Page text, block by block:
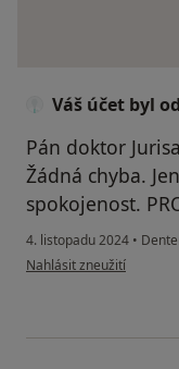
Váš účet byl
Pán doktor
Žádná chyba.
spokojenost.
4. listopadu 2024 •
podle názoru uživatele
Nahlásit zneužití